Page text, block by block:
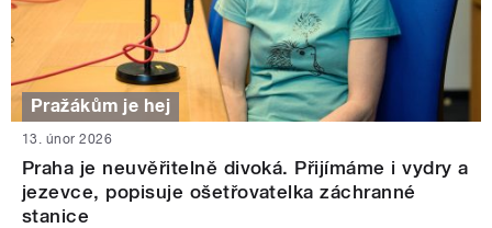
Pražákům je hej
13. únor 2026
Praha je neuvěřitelně divoká. Přijímáme i vydry a
jezevce, popisuje ošetřovatelka záchranné
stanice